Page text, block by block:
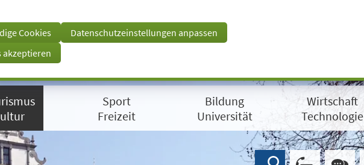
Cookies
Datenschutzeinstellungen anpassen
akzeptieren
Sport
Freizeit
Bildung
Universität
Wirtschaft
Technologie